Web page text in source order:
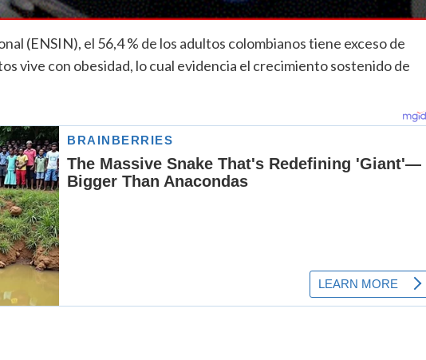
(ENSIN), el 56,4 % de los adultos colombianos tiene exceso de
vive con obesidad, lo cual evidencia el crecimiento sostenido de